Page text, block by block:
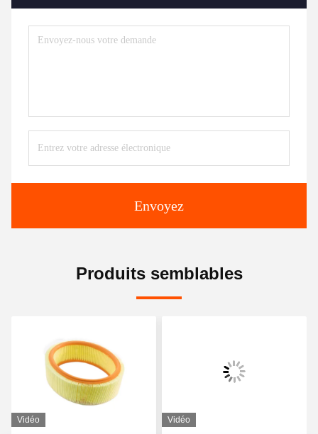
Envoyez
Produits semblables
Vidéo Vidéo